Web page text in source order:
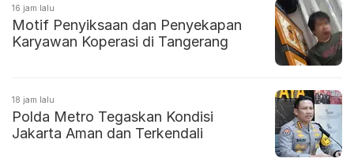
16 jam lalu
Motif Penyiksaan dan Penyekapan
Karyawan Koperasi di Tangerang
18 jam lalu
Polda Metro Tegaskan Kondisi
Jakarta Aman dan Terkendali